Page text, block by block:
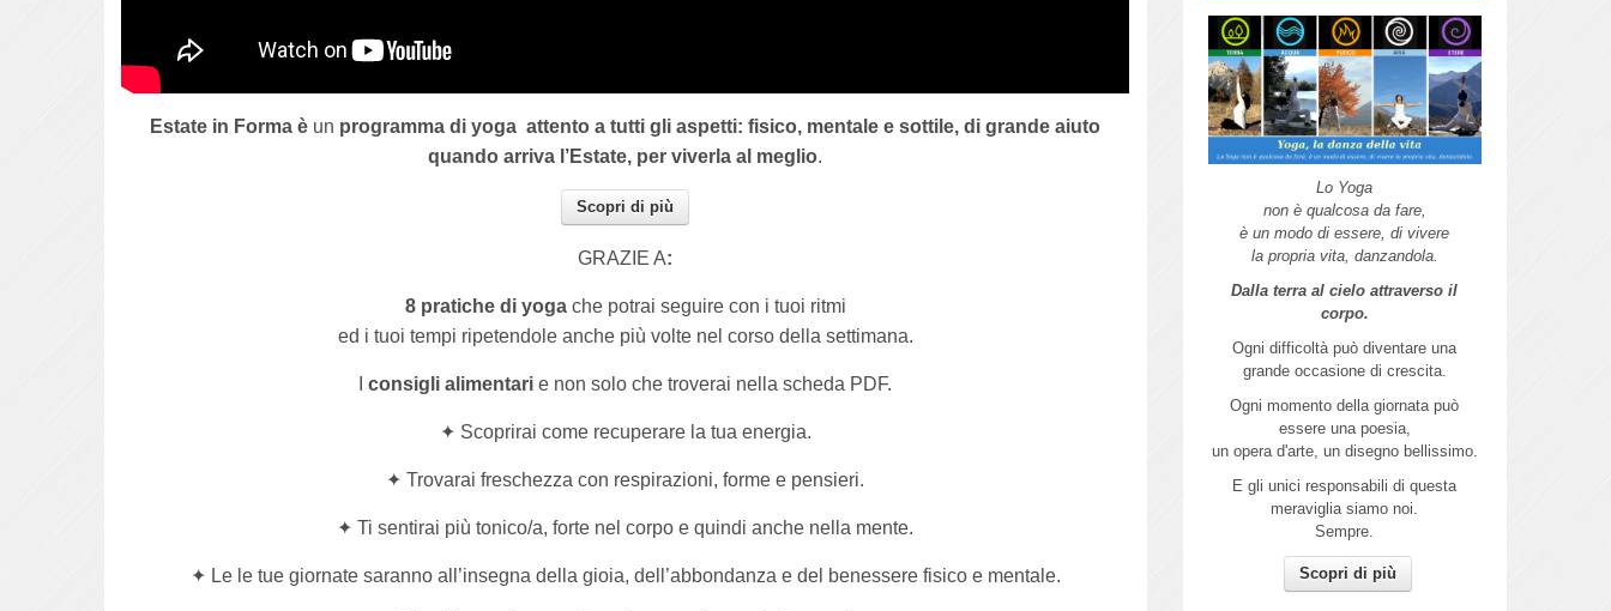
Estate in Forma è un programma di yoga attento a tutti gli aspetti: fisico, mentale e sottile, di grande aiuto
quando arriva l’Estate, per viverla al meglio.
Scopri di più
GRAZIE A:
8 pratiche di yogache potrai seguire con i tuoi ritmi
ed i tuoi tempi ripetendole anche più volte nel corso della settimana.
Iconsigli alimentari e non solo che troverai nella scheda PDF.
✦ Scoprirai come recuperare la tua energia.
✦ Trovarai freschezza con respirazioni, forme e pensieri.
✦ Ti sentirai più tonico/a, forte nel corpo e quindi anche nella mente.
✦ Le le tue giornate saranno all’insegna della gioia, dell’abbondanza e del benessere fisico e mentale.
Lo Yoga
non è qualcosa da fare,
è un modo di essere, di vivere
la propria vita, danzandola.
Dalla terra al cielo attraverso il
corpo.
Ogni difficoltà può diventare una
grande occasione di crescita.
Ogni momento della giornata può
essere una poesia,
un opera d'arte, un disegno bellissimo.
E gli unici responsabili di questa
meraviglia siamo noi.
Sempre.
Scopri di più
Autunno